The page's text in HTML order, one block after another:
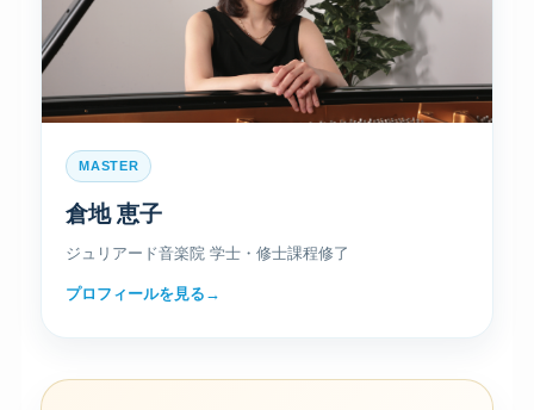
MASTER
倉地 恵子
ジュリアード音楽院 学士・修士課程修了
プロフィールを見る